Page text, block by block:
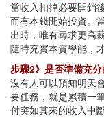
當收入扣掉必要開銷
而有本錢開始投資。
出時，唯有尋求更高
隨時充實本質學能，
步驟2》是否準備充
沒有人可以預知明天
要任務，就是累積一
付突如其來的收入中